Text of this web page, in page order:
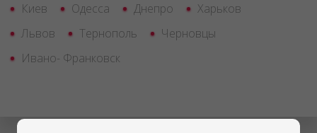
Киев Одесса Днепро
Харьков
Львов
Тернополь
Черновцы
Ивано- Франковск